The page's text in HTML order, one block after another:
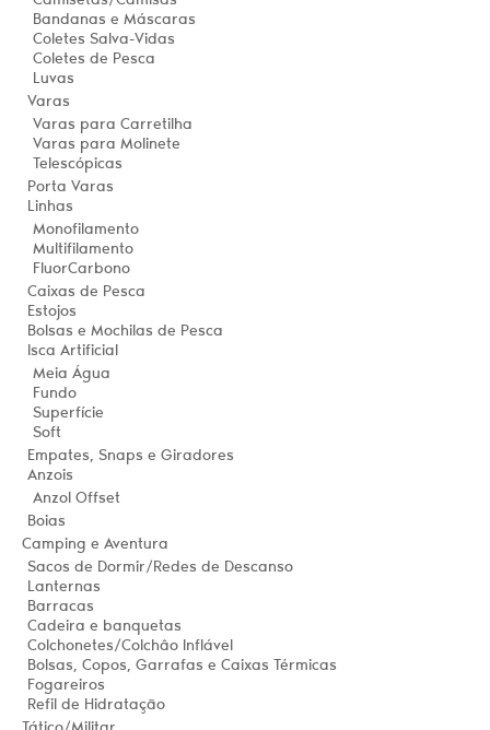
Bandanas e Máscaras
Coletes Salva-Vidas
Coletes de Pesca
Luvas
Varas
Varas para Carretilha
Varas para Molinete
Telescópicas
Porta Varas
Linhas
Monofilamento
Multifilamento
FluorCarbono
Caixas de Pesca
Estojos
Bolsas e Mochilas de Pesca
Isca Artificial
Meia Água
Fundo
Superfície
Soft
Empates, Snaps e Giradores
Anzois
Anzol Offset
Boias
Camping e Aventura
Sacos de Dormir/Redes de Descanso
Lanternas
Barracas
Cadeira e banquetas
Colchonetes/Colchâo Inflável
Bolsas, Copos, Garrafas e Caixas Térmicas
Fogareiros
Refil de Hidratação